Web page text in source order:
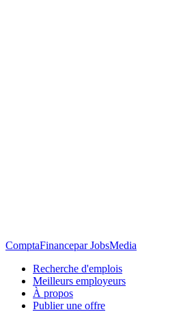
ComptaFinancepar JobsMedia
Recherche d'emplois
Meilleurs employeurs
À propos
Publier une offre